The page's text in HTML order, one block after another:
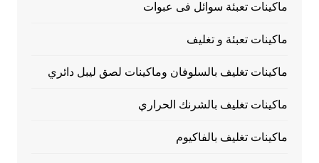
ماكينات تعبئة سوائل فى عبوات
ماكينات تعبئة و تغليف
ماكينات تغليف بالسلوفان وماكينات لصق ليبل دائري
ماكينات تغليف بالشرنك الحراري
ماكينات تغليف بالفاكيوم